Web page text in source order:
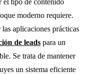
moderno requiere.
aplicaciones prácticas
de leads para un
Se trata de mantener
un sistema eficiente